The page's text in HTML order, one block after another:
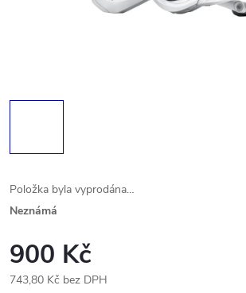
Položka byla vyprodána…
Neznámá
900 Kč
743,80 Kč bez DPH